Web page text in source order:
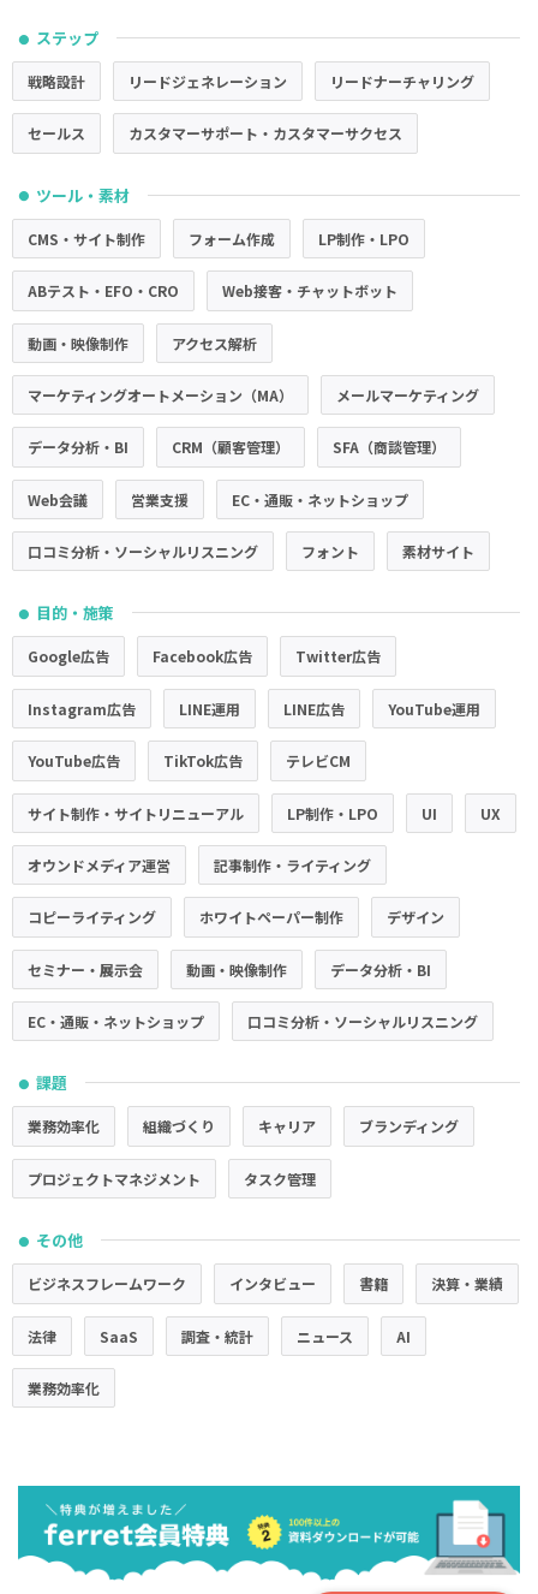
● ステップ
戦略設計 リードジェネレーション リードナーチャリング
セールス カスタマーサポート・カスタマーサクセス
● ツール・素材
CMS・サイト制作 フォーム作成 LP制作・LPO
ABテスト・EFO・CRO Web接客・チャットボット
動画・映像制作 アクセス解析
マーケティングオートメーション（MA） メールマーケティング
データ分析・BI CRM（顧客管理） SFA（商談管理）
Web会議 営業支援 EC・通販・ネットショップ
口コミ分析・ソーシャルリスニング フォント 素材サイト
● 目的・施策
Google広告 Facebook広告 Twitter広告
Instagram広告 LINE運用 LINE広告 YouTube運用
YouTube広告 TikTok広告 テレビCM
サイト制作・サイトリニューアル LP制作・LPO UI UX
オウンドメディア運営 記事制作・ライティング
コピーライティング ホワイトペーパー制作 デザイン
セミナー・展示会 動画・映像制作 データ分析・BI
EC・通販・ネットショップ 口コミ分析・ソーシャルリスニング
● 課題
業務効率化 組織づくり キャリア ブランディング
プロジェクトマネジメント タスク管理
● その他
ビジネスフレームワーク インタビュー 書籍 決算・業績
法律 SaaS 調査・統計 ニュース AI
業務効率化